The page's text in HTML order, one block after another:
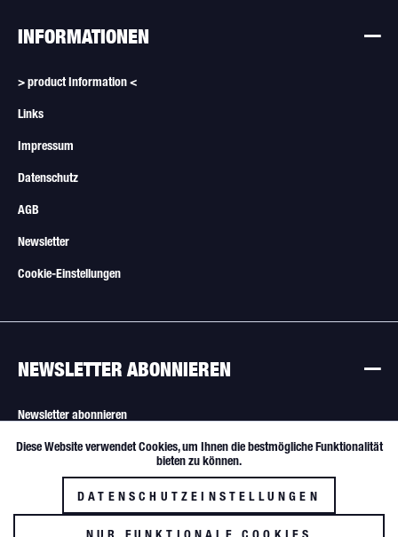
INFORMATIONEN
> product Information <
Links
Impressum
Datenschutz
AGB
Newsletter
Cookie-Einstellungen
NEWSLETTER ABONNIEREN
Newsletter abonnieren
Alle Angebote sind freibleibend. Verkauf nur an Wiederverkäufer und
gewerbliche Käufer.
Funktionale Aktiv
Inaktiv
Diese Website verwendet Cookies, um Ihnen die bestmögliche Funktionalität
bieten zu können.
DATENSCHUTZEINSTELLUNGEN